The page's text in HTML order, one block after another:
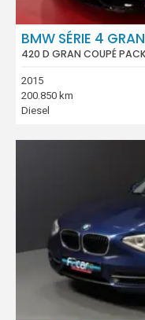
BMW SÉRIE 4
420 D GRAN COUPÉ
2015
200.850 km
Diesel